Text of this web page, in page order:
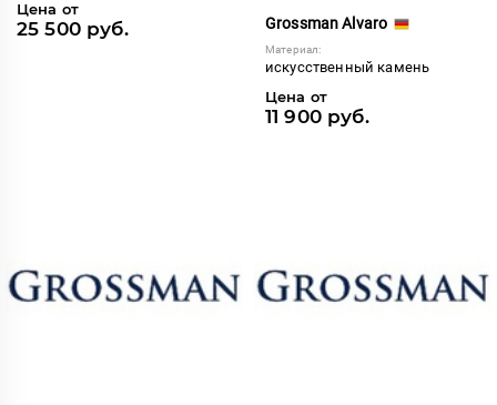
Цена от
25 500 руб. Grossman Alvaro
Материал:
искусственный камень
Цена от
11 900 руб.